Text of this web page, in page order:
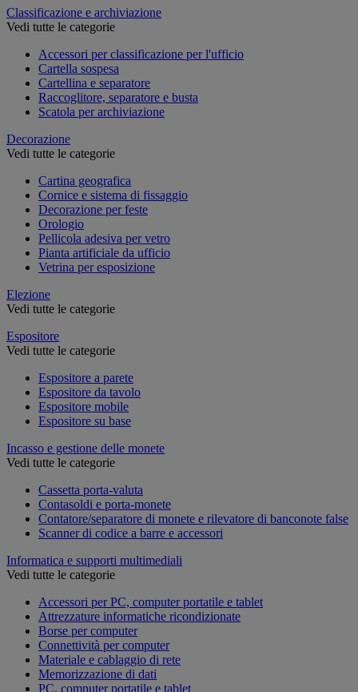
Classificazione e archiviazione
Vedi tutte le categorie
Accessori per classificazione per l'ufficio
Cartella sospesa
Cartellina e separatore
Raccoglitore, separatore e busta
Scatola per archiviazione
Decorazione
Vedi tutte le categorie
Cartina geografica
Cornice e sistema di fissaggio
Decorazione per feste
Orologio
Pellicola adesiva per vetro
Pianta artificiale da ufficio
Vetrina per esposizione
Elezione
Vedi tutte le categorie
Espositore
Vedi tutte le categorie
Espositore a parete
Espositore da tavolo
Espositore mobile
Espositore su base
Incasso e gestione delle monete
Vedi tutte le categorie
Cassetta porta-valuta
Contasoldi e porta-monete
Contatore/separatore di monete e rilevatore di banconote false
Scanner di codice a barre e accessori
Informatica e supporti multimediali
Vedi tutte le categorie
Accessori per PC, computer portatile e tablet
Attrezzature informatiche ricondizionate
Borse per computer
Connettività per computer
Materiale e cablaggio di rete
Memorizzazione di dati
PC, computer portatile e tablet